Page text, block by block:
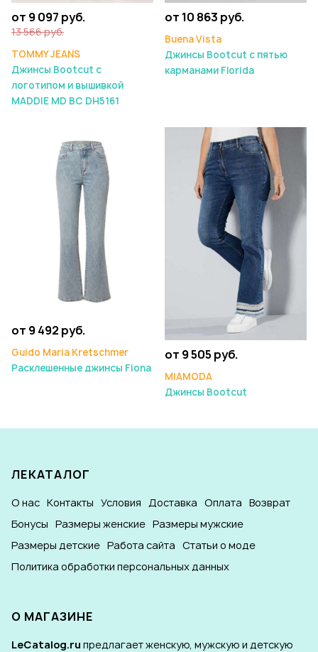
от 9 097 руб.
13 566 руб.
TOMMY JEANS
Джинсы Bootcut с
логотипом и вышивкой
MADDIE MD BC DH5161
от 10 863 руб.
Buena Vista
Джинсы Bootcut с пятью
карманами Florida
от 9 492 руб.
Guido Maria Kretschmer
Расклешенные джинсы Fiona
от 9 505 руб.
MIAMODA
Джинсы Bootcut
ЛЕКАТАЛОГ
О нас Контакты Условия Доставка Оплата Возврат
Бонусы Размеры женские Размеры мужские
Размеры детские Работа сайта Статьи о моде
Политика обработки персональных данных
О МАГАЗИНЕ
LeCatalog.ru предлагает женскую, мужскую и детскую